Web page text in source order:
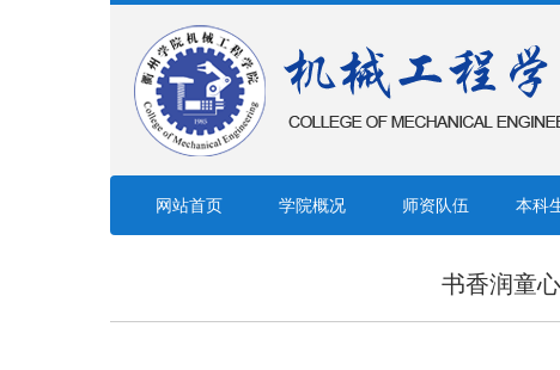
网站首页 学院概况 师资队伍 本科
书香润童